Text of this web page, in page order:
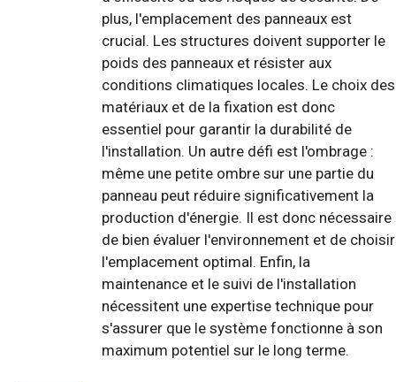
plus, l'emplacement des panneaux est
crucial. Les structures doivent supporter le
poids des panneaux et résister aux
conditions climatiques locales. Le choix des
matériaux et de la fixation est donc
essentiel pour garantir la durabilité de
l'installation. Un autre défi est l'ombrage :
même une petite ombre sur une partie du
panneau peut réduire significativement la
production d'énergie. Il est donc nécessaire
de bien évaluer l'environnement et de choisir
l'emplacement optimal. Enfin, la
maintenance et le suivi de l'installation
nécessitent une expertise technique pour
s'assurer que le système fonctionne à son
maximum potentiel sur le long terme.